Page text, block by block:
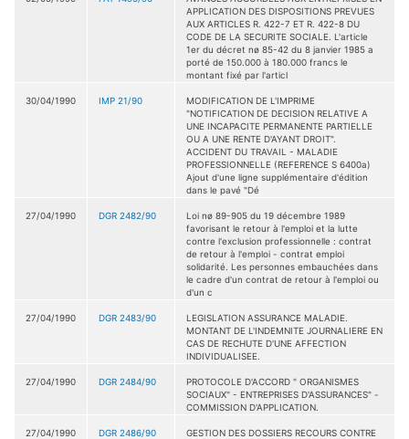
APPLICATION DES DISPOSITIONS PREVUES
AUX ARTICLES R. 422-7 ET R. 422-8 DU
CODE DE LA SECURITE SOCIALE. L'article
1er du décret nø 85-42 du 8 janvier 1985 a
porté de 150.000 à 180.000 francs le
montant fixé par l'articl
30/04/1990 IMP 21/90
MODIFICATION DE L'IMPRIME
"NOTIFICATION DE DECISION RELATIVE A
UNE INCAPACITE PERMANENTE PARTIELLE
OU A UNE RENTE D'AYANT DROIT".
ACCIDENT DU TRAVAIL - MALADIE
PROFESSIONNELLE (REFERENCE S 6400a)
Ajout d'une ligne supplémentaire d'édition
dans le pavé "Dé
27/04/1990 DGR 2482/90
Loi nø 89-905 du 19 décembre 1989
favorisant le retour à l'emploi et la lutte
contre l'exclusion professionnelle : contrat
de retour à l'emploi - contrat emploi
solidarité. Les personnes embauchées dans
le cadre d'un contrat de retour à l'emploi ou
d'un c
27/04/1990 DGR 2483/90
LEGISLATION ASSURANCE MALADIE.
MONTANT DE L'INDEMNITE JOURNALIERE EN
CAS DE RECHUTE D'UNE AFFECTION
INDIVIDUALISEE.
27/04/1990 DGR 2484/90
PROTOCOLE D'ACCORD " ORGANISMES
SOCIAUX" - ENTREPRISES D'ASSURANCES" -
COMMISSION D'APPLICATION.
27/04/1990 DGR 2486/90
GESTION DES DOSSIERS RECOURS CONTRE